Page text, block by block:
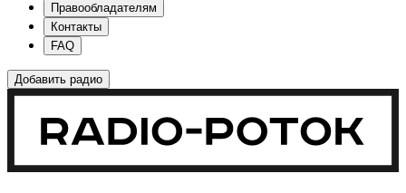
Правообладателям
Контакты
FAQ
Добавить радио